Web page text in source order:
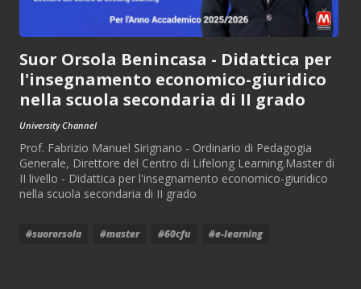
Suor Orsola Benincasa - Didattica per
l'insegnamento economico-giuridico
nella scuola secondaria di II grado
University Channel
Prof. Fabrizio Manuel Sirignano - Ordinario di Pedagogia
Generale, Direttore del Centro di Lifelong Learning.Master di
II livello - Didattica per l'insegnamento economico-giuridico
nella scuola secondaria di II grado
#suororsola #master #60cfu #e-learning